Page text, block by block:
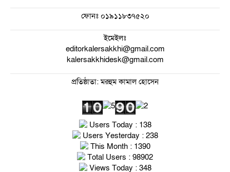
ফোনঃ০১৯১১৮৩৭৫২০
ইমেইলঃ
editorkalersakkhi@gmail.com
kalersakkhidesk@gmail.com
প্রতিষ্ঠাতা: মরহুম কামাল হোসেন
Users Today : 138
Users Yesterday : 238
This Month : 1390
Total Users : 98902
Views Today : 348